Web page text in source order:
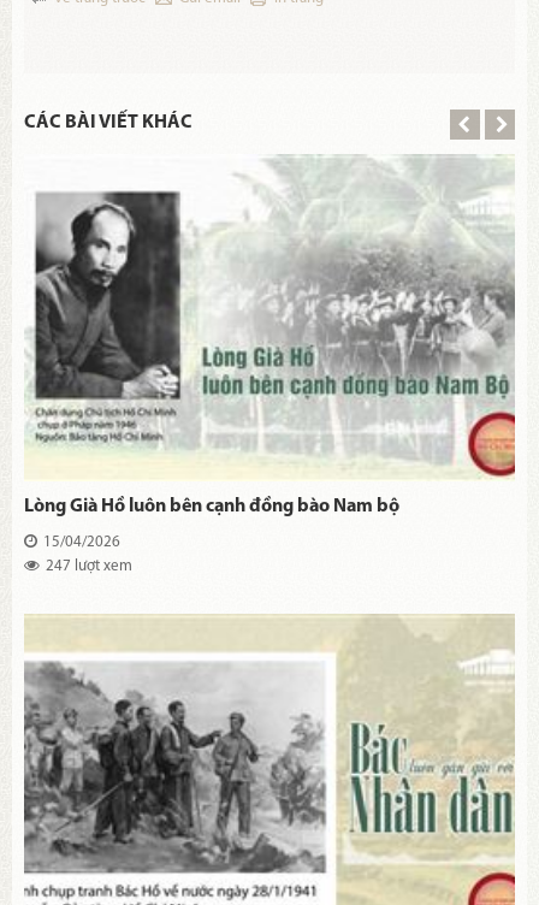
CÁC BÀI VIẾT KHÁC
Lòng Già Hồ luôn bên cạnh đồng bào Nam bộ
15/04/2026
247 lượt xem